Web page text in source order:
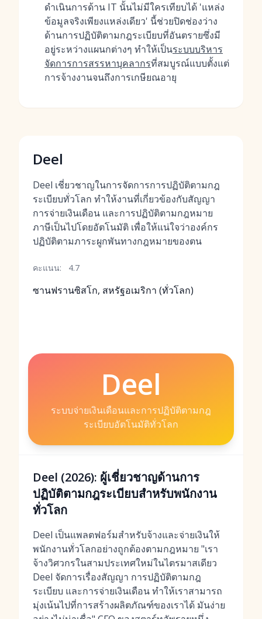
ดำเนินการด้าน IT นั้นไม่มีใครเทียบได้ 'แหล่ง
ข้อมูลจริงเพียงแหล่งเดียว' นี้ช่วยปิดช่องว่าง
ด้านการปฏิบัติตามกฎระเบียบที่อันตรายซึ่งมี
อยู่ระหว่างแผนกต่างๆ ทำให้เป็นระบบบริหาร
จัดการการสรรหาบุคลากรที่สมบูรณ์แบบตั้งแต่
การจ้างงานจนถึงการเกษียณอายุ
Deel
Deel เชี่ยวชาญในการจัดการการปฏิบัติตามกฎ
ระเบียบทั่วโลก ทำให้งานที่เกี่ยวข้องกับสัญญา
การจ่ายเงินเดือน และการปฏิบัติตามกฎหมาย
ภาษีเป็นไปโดยอัตโนมัติ เพื่อให้แน่ใจว่าองค์กร
ปฏิบัติตามภาระผูกพันทางกฎหมายของตน
คะแนน: 4.7
ซานฟรานซิสโก, สหรัฐอเมริกา (ทั่วโลก)
Deel
ระบบจ่ายเงินเดือนและการปฏิบัติตามกฎ
ระเบียบอัตโนมัติทั่วโลก
Deel (2026): ผู้เชี่ยวชาญด้านการ
ปฏิบัติตามกฎระเบียบสำหรับพนักงาน
ทั่วโลก
Deel เป็นแพลตฟอร์มสำหรับจ้างและจ่ายเงินให้
พนักงานทั่วโลกอย่างถูกต้องตามกฎหมาย "เรา
จ้างวิศวกรในสามประเทศใหม่ในไตรมาสเดียว
Deel จัดการเรื่องสัญญา การปฏิบัติตามกฎ
ระเบียบ และการจ่ายเงินเดือน ทำให้เราสามารถ
มุ่งเน้นไปที่การสร้างผลิตภัณฑ์ของเราได้ มันง่าย